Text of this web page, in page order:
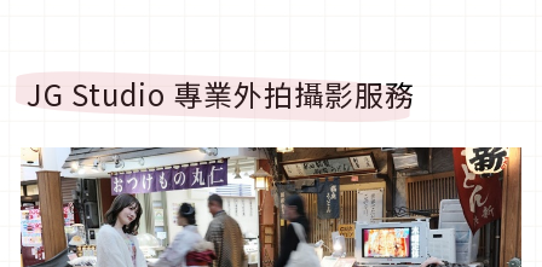
JG Studio 專業外拍攝影服務